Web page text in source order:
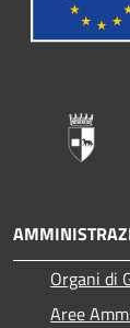
Organi di
Aree